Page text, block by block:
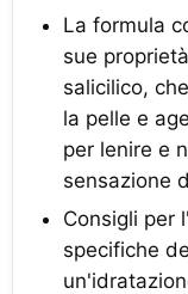
La formula
sue
salicilico,
la pelle e
per lenire e
sensazione
Consigli per
specifiche